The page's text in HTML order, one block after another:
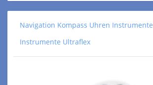
Navigation Kompass Uhren Instrumente
Instrumente Ultraflex